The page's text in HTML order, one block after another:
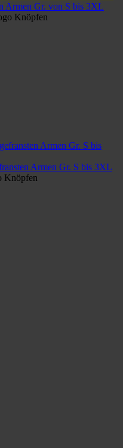
Armen Gr. von S bis 3XL
Knöpfen
Armen Gr. S bis 3XL
Knöpfen